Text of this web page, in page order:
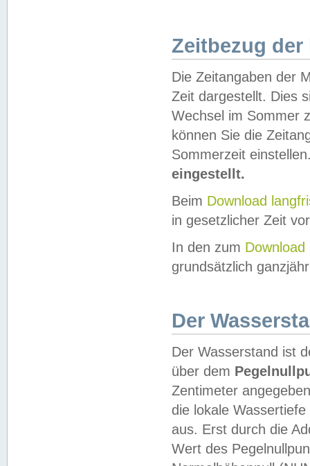
Zeitbezug der
Die Zeitangaben der
Zeit dargestellt. Dies
Wechsel im Sommer
können Sie die
Sommerzeit
eingestellt.
Beim Download
in gesetzlicher Zeit
In den zum Download
grundsätzlich
Der
Der Wasserstand ist
über dem
Zentimeter
die lokale
aus. Erst durch die
Wert des